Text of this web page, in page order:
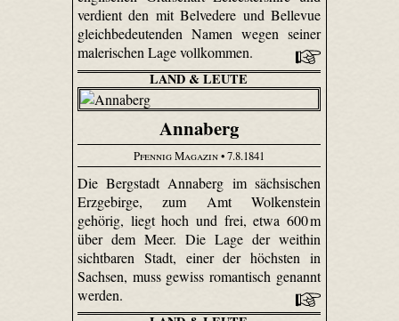
verdient den mit Belvedere und Bellevue
gleichbedeutenden Namen wegen seiner
malerischen Lage vollkommen.
LAND & LEUTE
Annaberg
Pfennig Magazin• 7.8.1841
Die Bergstadt Annaberg im sächsischen
Erzgebirge, zum Amt Wolkenstein
gehörig, liegt hoch und frei, etwa 600 m
über dem Meer. Die Lage der weithin
sichtbaren Stadt, einer der höchsten in
Sachsen, muss gewiss romantisch genannt
werden.